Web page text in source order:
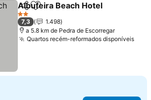
PartilharAdicionar aos favoritos
Albufeira Beach Hotel
2 Estrelas
7,3
1.498
a 5.8 km de Pedra de Escorregar
Quartos recém-reformados disponíveisVer